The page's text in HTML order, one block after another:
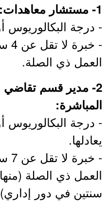
1- مستشار معاهدات:
- درجة البكالوريوس
-
العمل ذي الصلة.
2- مدير قسم تقاضي
المباشرة:
- درجة البكالوريوس
يعادلها.
-
العمل ذي الصلة
سنتين في دور